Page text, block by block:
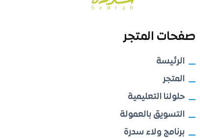
صفحات المتجر
الرئيسة
المتجر
حلولنا التعليمية
التسويق بالعمولة
برنامج ولاء سدرة